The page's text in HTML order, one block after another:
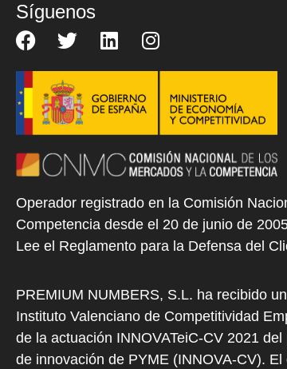
Síguenos
Operador registrado en la Comisión
Competencia desde el 20 de junio de
Lee el Reglamento para la Defensa del
PREMIUM NUMBERS, S.L. ha recibido
Instituto Valenciano de Competitividad
de la actuación INNOVATeiC-CV 2021
de innovación de PYME (INNOVA-CV). El